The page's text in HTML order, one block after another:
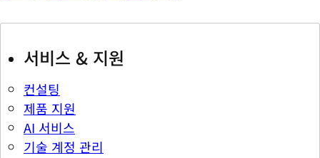
서비스 & 지원
컨설팅
제품 지원
AI 서비스
기술 계정 관리